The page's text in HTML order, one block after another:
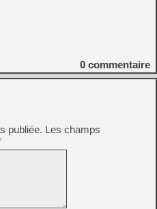
0 commentaire
publiée. Les champs